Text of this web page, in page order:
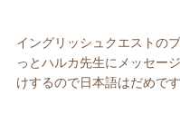
イングリッシュクエストの
っとハルカ先生にメッセー
けするので日本語はだめです